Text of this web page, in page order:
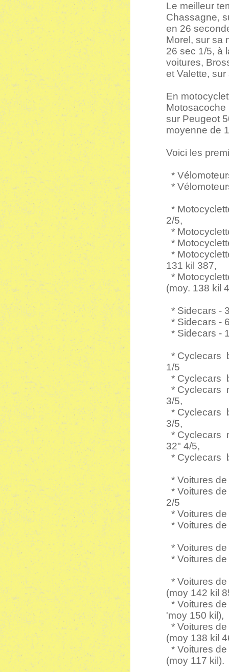
Le meilleur
Chassagne,
en 26
Morel, sur sa
26 sec 1/5, à
voitures,
et Valette,
En
Motosacoche
sur Peugeot
moyenne de
Voici les
*
*
*
2/5,
*
*
*
131 kil 387,
*
(moy. 138 kil
* Sidecars -
* Sidecars -
* Sidecars -
* Cyclecars
1/5
* Cyclecars
* Cyclecars
3/5,
* Cyclecars
3/5,
* Cyclecars
32" 4/5,
* Cyclecars
* Voitures
* Voitures
2/5
* Voitures
* Voitures
* Voitures
* Voitures
* Voitures
(moy 142 kil
* Voitures
'moy 150 kil),
* Voitures
(moy 138 kil
* Voitures
(moy 117 kil).